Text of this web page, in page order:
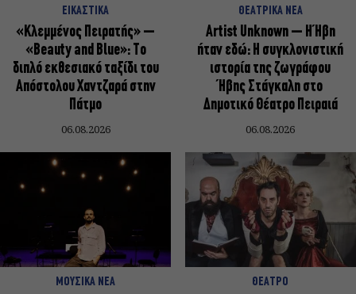
ΕΙΚΑΣΤΙΚΑ
«Κλεμμένος Πειρατής» –
«Beauty and Blue»: Το
διπλό εκθεσιακό ταξίδι του
Απόστολου Χαντζαρά στην
Πάτμο
06.08.2026
ΘΕΑΤΡΙΚΑ ΝΕΑ
Artist Unknown – Η Ήβη
ήταν εδώ: Η συγκλονιστική
ιστορία της ζωγράφου
Ήβης Στάγκαλη στο
Δημοτικό Θέατρο Πειραιά
06.08.2026
ΜΟΥΣΙΚΑ ΝΕΑ ΘΕΑΤΡΟ